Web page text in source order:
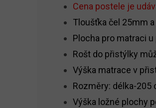
Cena postele je
Tloušťka čel 25mm
Plocha pro matraci
Rošt do přistýlky
Výška matrace v
Rozměry: délka-205
Výška ložné plochy